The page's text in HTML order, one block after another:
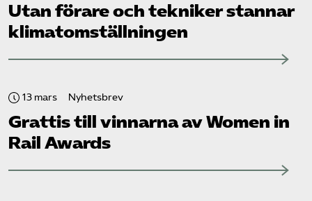
Utan förare och tekniker stannar
klimat­omställningen
13 mars Nyhetsbrev
Grattis till vinnarna av Women in
Rail Awards